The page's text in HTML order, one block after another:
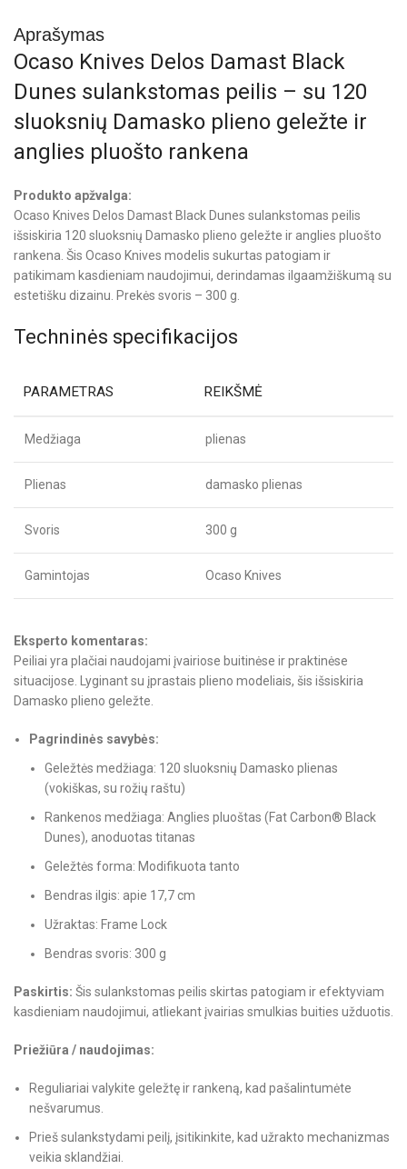
Aprašymas
Ocaso Knives Delos Damast Black
Dunes sulankstomas peilis – su 120
sluoksnių Damasko plieno geležte ir
anglies pluošto rankena
Produkto apžvalga:
Ocaso Knives Delos Damast Black Dunes sulankstomas peilis
išsiskiria 120 sluoksnių Damasko plieno geležte ir anglies pluošto
rankena. Šis Ocaso Knives modelis sukurtas patogiam ir
patikimam kasdieniam naudojimui, derindamas ilgaamžiškumą su
estetišku dizainu. Prekės svoris – 300 g.
Techninės specifikacijos
PARAMETRAS REIKŠMĖ
Medžiaga plienas
Plienas damasko plienas
Svoris 300 g
Gamintojas Ocaso Knives
Eksperto komentaras:
Peiliai yra plačiai naudojami įvairiose buitinėse ir praktinėse
situacijose. Lyginant su įprastais plieno modeliais, šis išsiskiria
Damasko plieno geležte.
Pagrindinės savybės:
Geležtės medžiaga: 120 sluoksnių Damasko plienas
(vokiškas, su rožių raštu)
Rankenos medžiaga: Anglies pluoštas (Fat Carbon® Black
Dunes), anoduotas titanas
Geležtės forma: Modifikuota tanto
Bendras ilgis: apie 17,7 cm
Užraktas: Frame Lock
Bendras svoris: 300 g
Paskirtis: Šis sulankstomas peilis skirtas patogiam ir efektyviam
kasdieniam naudojimui, atliekant įvairias smulkias buities užduotis.
Priežiūra / naudojimas:
Reguliariai valykite geležtę ir rankeną, kad pašalintumėte
nešvarumus.
Prieš sulankstydami peilį, įsitikinkite, kad užrakto mechanizmas
veikia sklandžiai.